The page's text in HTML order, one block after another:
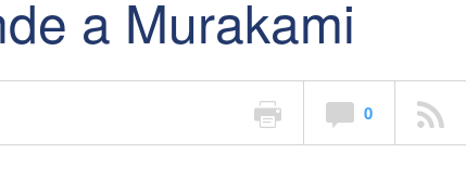
a Murakami
0